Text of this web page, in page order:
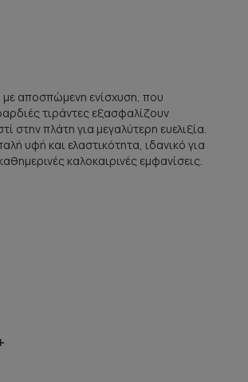
με αποσπώμενη ενίσχυση, που
τιράντες εξασφαλίζουν
στην πλάτη για μεγαλύτερη ευελιξία.
υφή και ελαστικότητα, ιδανικό για
καλοκαιρινές εμφανίσεις.